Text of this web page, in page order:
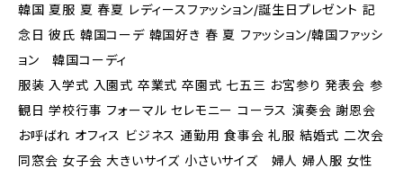
韓国 夏服 夏 春夏 レディースファッション/誕生日プレゼント 記
念日 彼氏 韓国コーデ 韓国好き 春 夏 ファッション/韓国ファッシ
ョン 韓国コーディ
服装 入学式 入園式 卒業式 卒園式 七五三 お宮参り 発表会 参
観日 学校行事 フォーマル セレモニー コーラス 演奏会 謝恩会
お呼ばれ オフィス ビジネス 通勤用 食事会 礼服 結婚式 二次会
同窓会 女子会 大きいサイズ 小さいサイズ 婦人 婦人服 女性